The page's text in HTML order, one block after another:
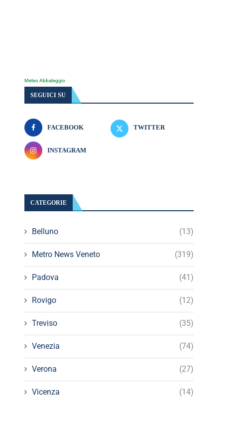
Meteo Abbateggio
SEGUICI SU
FACEBOOK TWITTER
INSTAGRAM
CATEGORIE
Belluno (13)
Metro News Veneto (319)
Padova (41)
Rovigo (12)
Treviso (35)
Venezia (74)
Verona (27)
Vicenza (14)